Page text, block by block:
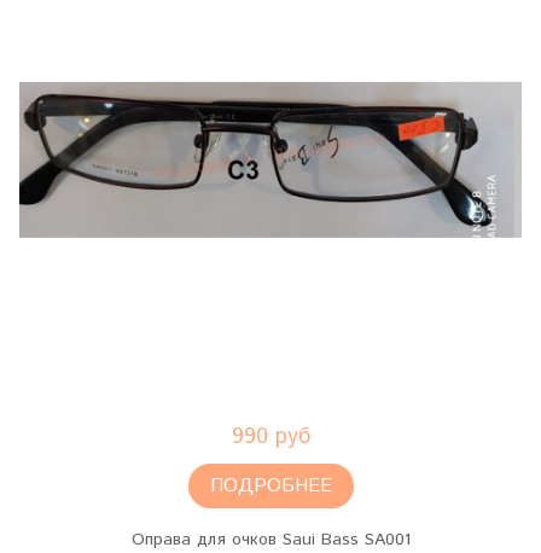
990 руб
ПОДРОБНЕЕ
Оправа для очков Saui Bass SA001